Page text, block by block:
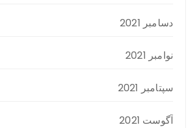
دسامبر 2021
نوامبر 2021
سپتامبر 2021
آگوست 2021